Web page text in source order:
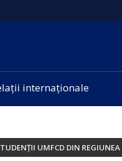
internaționale
UMFCD DIN